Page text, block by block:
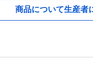
商品について生産者